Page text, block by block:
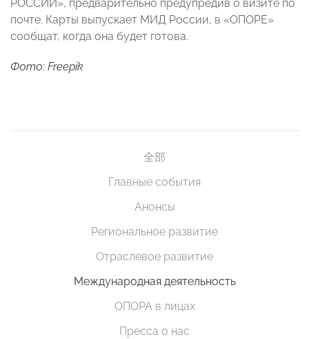
РОССИИ», предварительно предупредив о визите по
почте. Карты выпускает МИД России, в «ОПОРЕ»
сообщат, когда она будет готова.
Фото: Freepik
全部
Главные события
Анонсы
Региональное развитие
Отраслевое развитие
Международная деятельность
ОПОРА в лицах
Пресса о нас